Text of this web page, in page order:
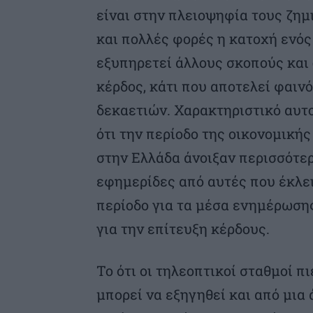
είναι στην πλειοψηφία τους
και πολλές φορές η κατοχή
εξυπηρετεί άλλους σκοπούς και
κέρδος, κάτι που αποτελεί
δεκαετιών. Χαρακτηριστικό
ότι την περίοδο της
στην Ελλάδα άνοιξαν
εφημερίδες από αυτές που
περίοδο για τα μέσα
για την επίτευξη κέρδους.
Το ότι οι τηλεοπτικοί σταθμοί
μπορεί να εξηγηθεί και από